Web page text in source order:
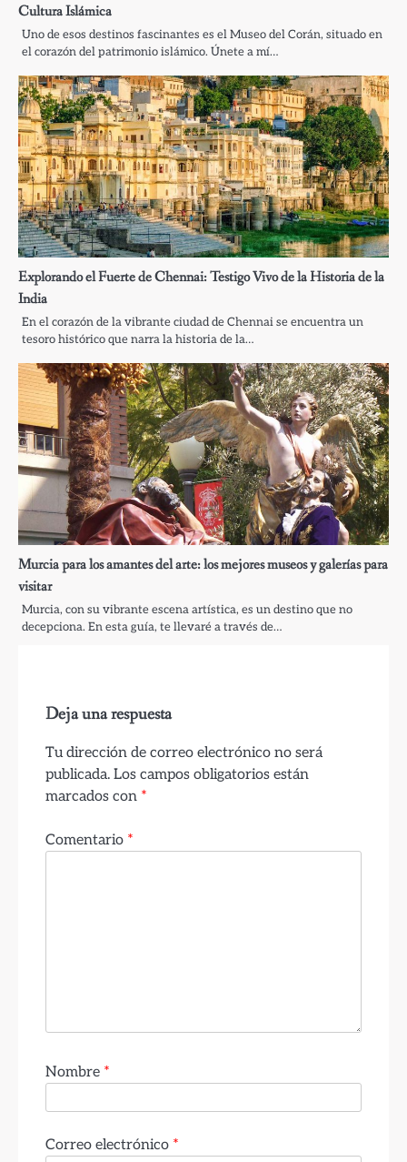
Cultura Islámica
Uno de esos destinos fascinantes es el Museo del Corán, situado en
el corazón del patrimonio islámico. Únete a mí…
Explorando el Fuerte de Chennai: Testigo Vivo de la Historia de la
India
En el corazón de la vibrante ciudad de Chennai se encuentra un
tesoro histórico que narra la historia de la…
Murcia para los amantes del arte: los mejores museos y galerías para
visitar
Murcia, con su vibrante escena artística, es un destino que no
decepciona. En esta guía, te llevaré a través de…
Deja una respuesta
Tu dirección de correo electrónico no será
publicada. Los campos obligatorios están
marcados con *
Comentario *
Nombre *
Correo electrónico *